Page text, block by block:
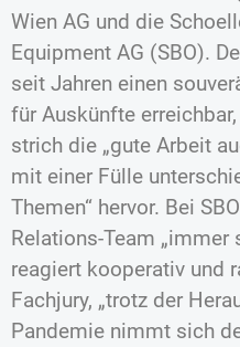
Wien AG und die
Equipment AG (SBO).
seit Jahren einen
für Auskünfte
strich die „gute Arbeit
mit einer Fülle
Themen“ hervor. Bei
Relations-Team „immer
reagiert kooperativ und
Fachjury, „trotz der
Pandemie nimmt sich